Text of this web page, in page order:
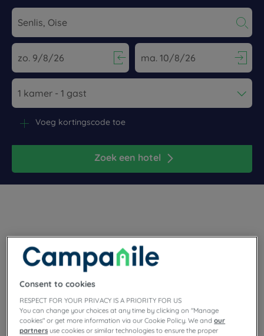
Navigate forward to interact with the calendar and select a
Navigate backward to interact
Zoek een hotel
Voeg kortingscode toe
Ontdek de prachtige stad Senlis, gelegen op slechts 57 km ten
noorden van Parijs! Gelegen net boven het nationale bos van
Ermenonville is het het perfecte compromis tussen stad en
Campanile. Parkeergelegenheid, onbeperkt buffet,
familievakantie in Hauts-de-France zeer aangenaam maken.
Consent to cookies
RESPECT FOR YOUR PRIVACY IS A PRIORITY FOR US
You can change your choices at any time by clicking on "Manage
cookies" or get more information via our Cookie Policy. We andour
partners use cookies or similar technologies to ensure the proper